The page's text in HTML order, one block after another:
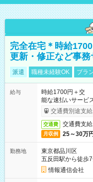
完全在宅＊時給
更新・修正など事務
派遣 職種未経験OK ブラ
給与
時給1700円＋交
能な速払いサービ
交通費別途支給
交通費 交通費支給
月収例 25～30万円
勤務地
東京都品川区
五反田駅から徒歩
情報通信会社